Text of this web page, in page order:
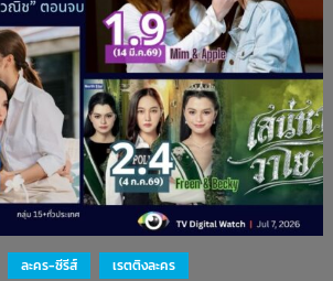
ละคร-ซีรีส์ เรตติงละคร